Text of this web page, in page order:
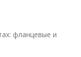
фланцевые и